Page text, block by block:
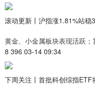
滚动更新丨沪指涨1.81%站
黄金、小金属板块表现活跃；
8 396 03-14 09:34
下周关注丨首批科创综指